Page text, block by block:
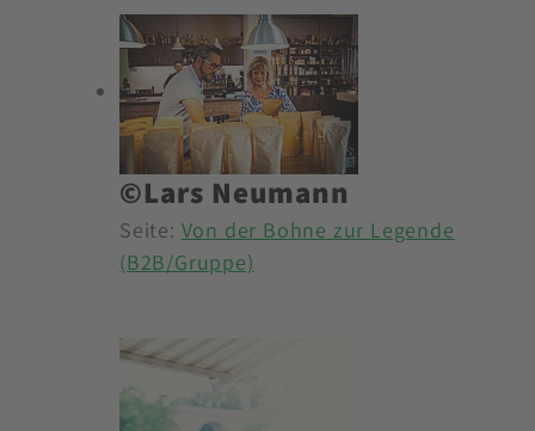
©Lars Neumann
Seite: Von der Bohne zur Legende
(B2B/Gruppe)